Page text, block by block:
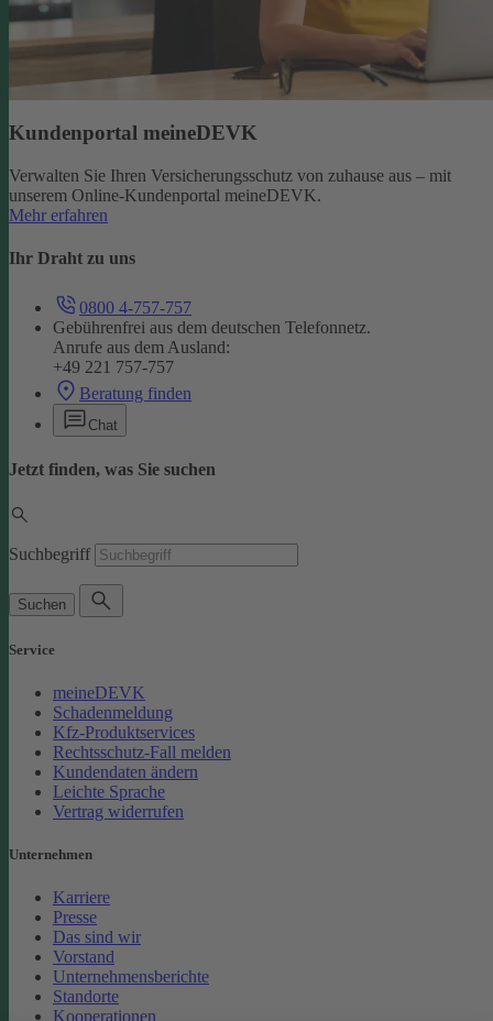
Kundenportal meineDEVK
Verwalten Sie Ihren Versicherungsschutz von zuhause aus – mit
unserem Online-Kundenportal meineDEVK.
Mehr erfahren
Ihr Draht zu uns
0800 4-757-757
Gebührenfrei aus dem deutschen Telefonnetz.
Anrufe aus dem Ausland:
+49 221 757-757
Beratung finden
Chat
Jetzt finden, was Sie suchen
Suchbegriff
Suchen
Service
meineDEVK
Schadenmeldung
Kfz-Produktservices
Rechtsschutz-Fall melden
Kundendaten ändern
Leichte Sprache
Vertrag widerrufen
Unternehmen
Karriere
Presse
Das sind wir
Vorstand
Unternehmensberichte
Standorte
Kooperationen